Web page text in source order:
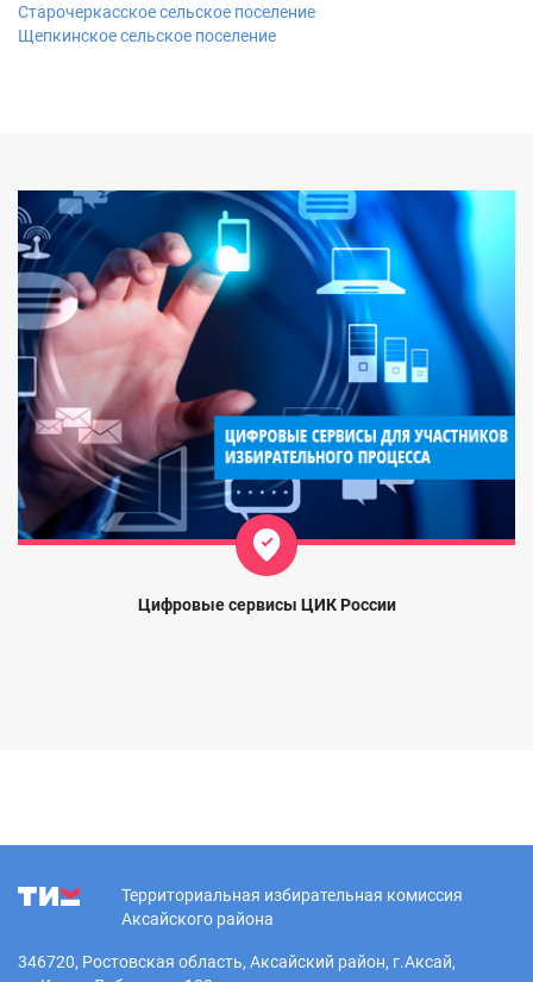
Старочеркасское сельское поселение
Щепкинское сельское поселение
Цифровые сервисы ЦИК России
Территориальная избирательная комиссия
Аксайского района
346720, Ростовская область, Аксайский район, г.Аксай,